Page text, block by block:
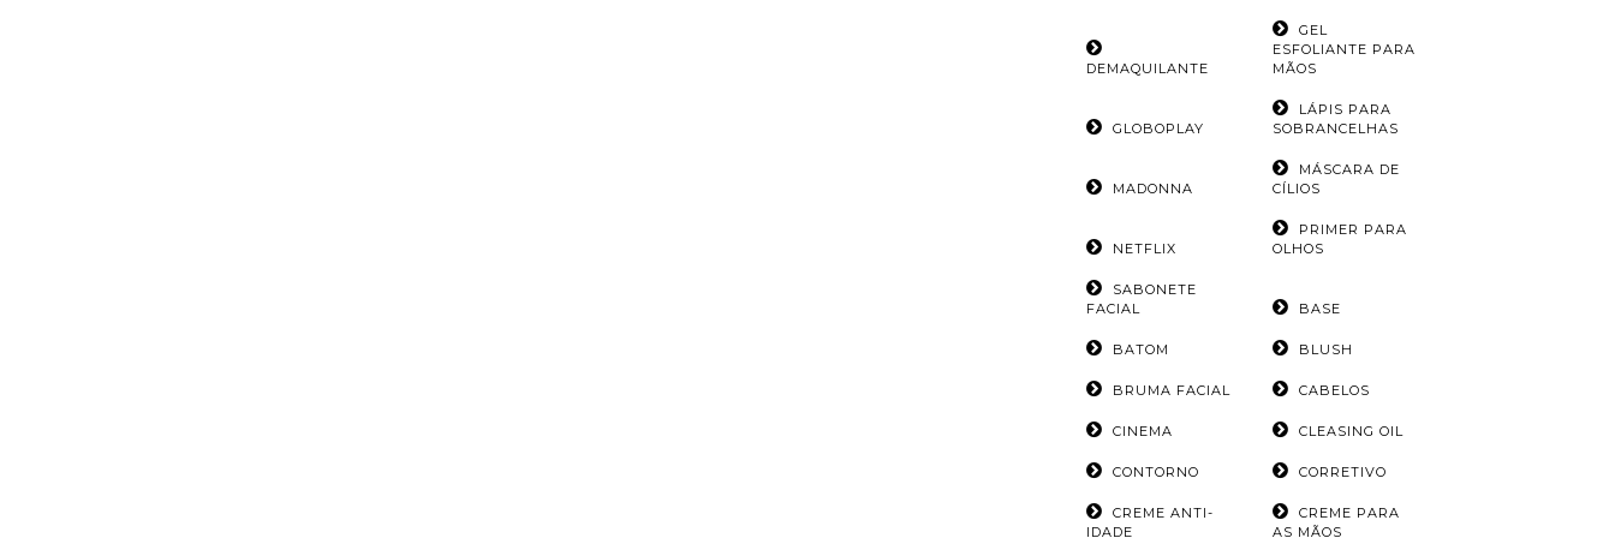
DEMAQUILANTE
GEL
ESFOLIANTE PARA
MÃOS
GLOBOPLAY
LÁPIS PARA
SOBRANCELHAS
MADONNA
MÁSCARA DE
CÍLIOS
NETFLIX
PRIMER PARA
OLHOS
SABONETE
FACIAL
BASE
BATOM BLUSH
BRUMA FACIAL CABELOS
CINEMA CLEASING OIL
CONTORNO CORRETIVO
CREME ANTI-
IDADE
CREME PARA
AS MÃOS